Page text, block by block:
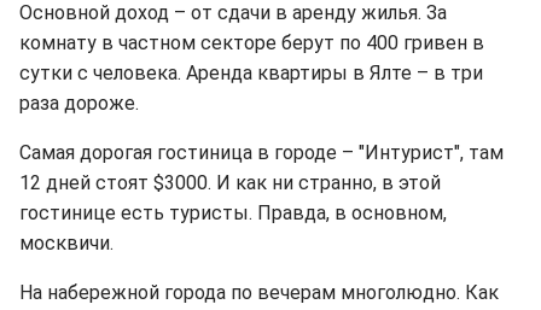
Основной доход – от сдачи в аренду жилья. За
комнату в частном секторе берут по 400 гривен в
сутки с человека. Аренда квартиры в Ялте – в три
раза дороже.
Самая дорогая гостиница в городе – "Интурист", там
12 дней стоят $3000. И как ни странно, в этой
гостинице есть туристы. Правда, в основном,
москвичи.
На набережной города по вечерам многолюдно. Как